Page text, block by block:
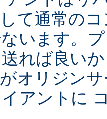
て通常の
います。
送れば良い
オリジン
アントに